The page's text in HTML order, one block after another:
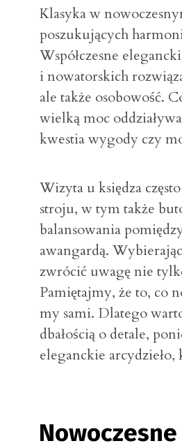
Klasyka w
poszukujących
Współczesne
i nowatorskich
ale także osobowość.
wielką moc
kwestia wygody czy
Wizyta u księdza
stroju, w tym także
balansowania
awangardą.
zwrócić uwagę nie
Pamiętajmy, że to, co
my sami. Dlatego
dbałością o detale,
eleganckie